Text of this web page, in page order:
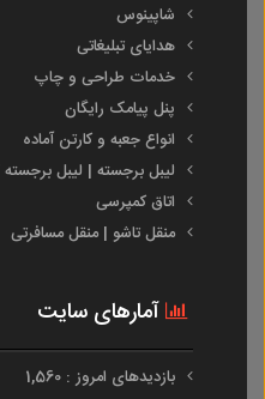
شاپینوس
هدایای تبلیغاتی
خدمات طراحی و چاپ
پنل پیامک رایگان
انواع جعبه و کارتن آماده
لیبل برجسته | لیبل برجسته UV DTF | لیبل UV DTF
اتاق کمپرسی
منقل تاشو | منقل مسافرتی
آمارهای سایت
بازدیدهای امروز : 1,560